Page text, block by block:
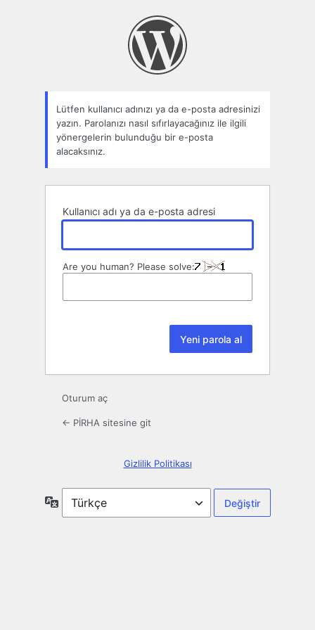
Lütfen kullanıcı adınızı ya da e-posta adresinizi
yazın. Parolanızı nasıl sıfırlayacağınız ile ilgili
yönergelerin bulunduğu bir e-posta
alacaksınız.
Kullanıcı adı ya da e-posta adresi
Are you human? Please solve:
Oturum aç
← PİRHA sitesine git
Gizlilik Politikası
Dil